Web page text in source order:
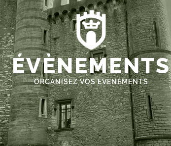
ÉVÈNEMENTS
ORGANISEZ VOS EVENEMENTS